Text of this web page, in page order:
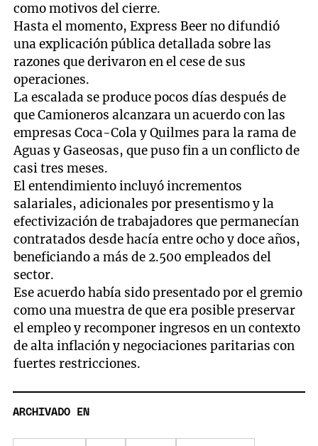
como motivos del cierre.
Hasta el momento, Express Beer no difundió
una explicación pública detallada sobre las
razones que derivaron en el cese de sus
operaciones.
La escalada se produce pocos días después de
que Camioneros alcanzara un acuerdo con las
empresas Coca-Cola y Quilmes para la rama de
Aguas y Gaseosas, que puso fin a un conflicto de
casi tres meses.
El entendimiento incluyó incrementos
salariales, adicionales por presentismo y la
efectivización de trabajadores que permanecían
contratados desde hacía entre ocho y doce años,
beneficiando a más de 2.500 empleados del
sector.
Ese acuerdo había sido presentado por el gremio
como una muestra de que era posible preservar
el empleo y recomponer ingresos en un contexto
de alta inflación y negociaciones paritarias con
fuertes restricciones.
ARCHIVADO EN